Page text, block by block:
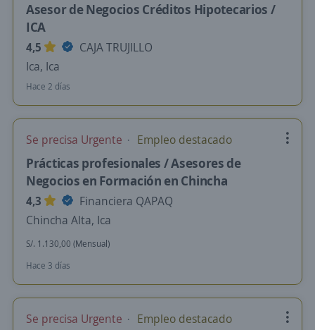
Asesor de Negocios Créditos Hipotecarios /
ICA
4,5
CAJA TRUJILLO
Ica, Ica
Hace 2 días
Se precisa Urgente Empleo destacado
Prácticas profesionales / Asesores de
Negocios en Formación en Chincha
4,3
Financiera QAPAQ
Chincha Alta, Ica
S/. 1.130,00 (Mensual)
Hace 3 días
Se precisa Urgente Empleo destacado